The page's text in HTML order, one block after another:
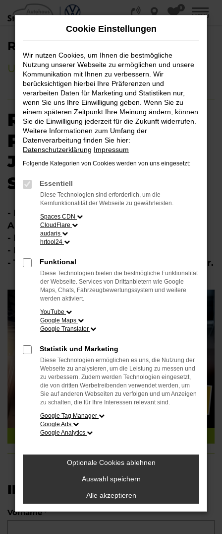
Zum
Hauptinhalt
0
MENÜ
REIFENPAKETE
UMFANGREICHER INKLUSIVSERVICE
RÄDER & REIFEN
PAKET
JETZT PREISGARANTIE
SICHERN
- Montage, Wuchten und Entsorgung der
Altreifen sind inklusive.
- Flexibilität bei der Leistungsauswahl.
- Hohe Reifenqualität.
- Top-Reifen ausgewählter Markenhersteller.
TEL: 0521-98654-444
INTERESSE?
Vorname *
Cookie Einstellungen
Wir nutzen Cookies, um Ihnen die bestmögliche
Nutzung unserer Webseite zu ermöglichen und unsere
Kommunikation mit Ihnen zu verbessern. Wir
berücksichtigen hierbei Ihre Präferenzen und
verarbeiten Daten für Marketing und Statistiken nur,
wenn Sie uns Ihre Einwilligung geben. Wenn Sie zu
einem späteren Zeitpunkt Ihre Meinung ändern, können
Sie die Einwilligung jederzeit für die Zukunft widerrufen.
Weitere Informationen zum Umfang der
Datenverarbeitung finden Sie hier:
Datenschutzerklärung Impressum
Folgende Kategorien von Cookies werden von uns eingesetzt:
Essentiell
Diese Technologien sind erforderlich, um die
Kernfunktionalität der Webseite zu gewährleisten.
Spaces CDN
CloudFlare
audaris
hrtool24
Funktional
Diese Technologien bieten die bestmögliche Funktionalität
der Webseite. Services von Drittanbietern wie Google
Maps, Chats, Fahrzeugbewertungssystem und weitere
werden aktiviert.
YouTube
Google Maps
Google Translator
Statistik und Marketing
Diese Technologien ermöglichen es uns, die Nutzung der
Webseite zu analysieren, um die Leistung zu messen und
zu verbessern. Zudem werden Technologien eingesetzt,
die von dritten Werbetreibenden verwendet werden, um
Sie auf anderen Webseiten zu verfolgen und um Anzeigen
zu schalten, die für Ihre Interessen relevant sind.
Google Tag Manager
Google Ads
Google Analytics
Optionale Cookies ablehnen
Auswahl speichern
Alle akzeptieren